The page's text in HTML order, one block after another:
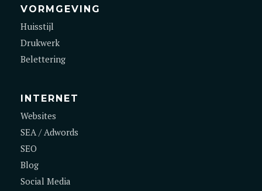
VORMGEVING
Huisstijl
Drukwerk
Belettering
INTERNET
Websites
SEA / Adwords
SEO
Blog
Social Media